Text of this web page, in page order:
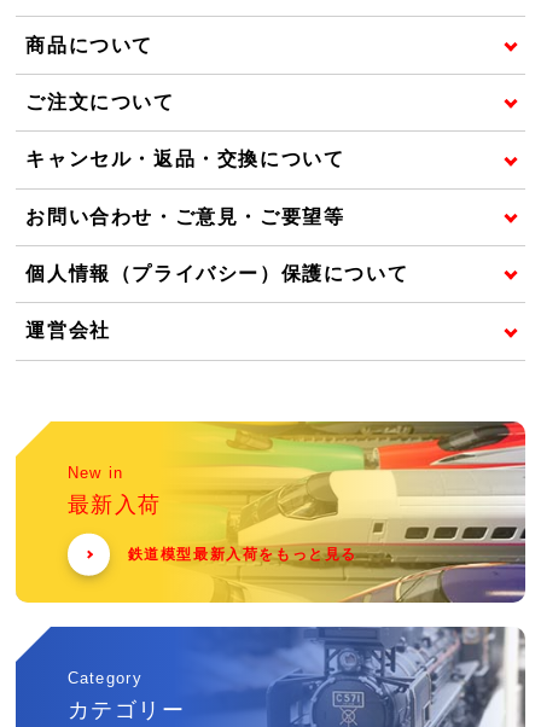
商品について
ご注文について
キャンセル・返品・交換について
お問い合わせ・ご意見・ご要望等
個人情報（プライバシー）保護について
運営会社
New in
最新入荷
鉄道模型最新入荷をもっと見る
Category
カテゴリー